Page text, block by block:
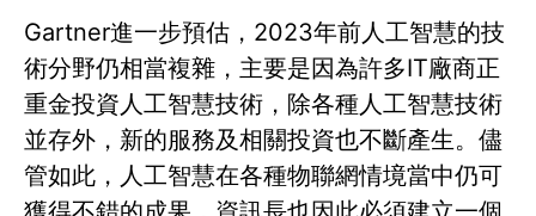
Gartner進一步預估，2023年前人工智慧的技
術分野仍相當複雜，主要是因為許多IT廠商正
重金投資人工智慧技術，除各種人工智慧技術
並存外，新的服務及相關投資也不斷產生。儘
管如此，人工智慧在各種物聯網情境當中仍可